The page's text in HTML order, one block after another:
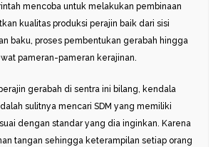
mencoba untuk melakukan pembinaan
kualitas produksi perajin baik dari sisi
baku, proses pembentukan gerabah hingga
pameran-pameran kerajinan.
gerabah di sentra ini bilang, kendala
sulitnya mencari SDM yang memiliki
dengan standar yang dia inginkan. Karena
tangan sehingga keterampilan setiap orang